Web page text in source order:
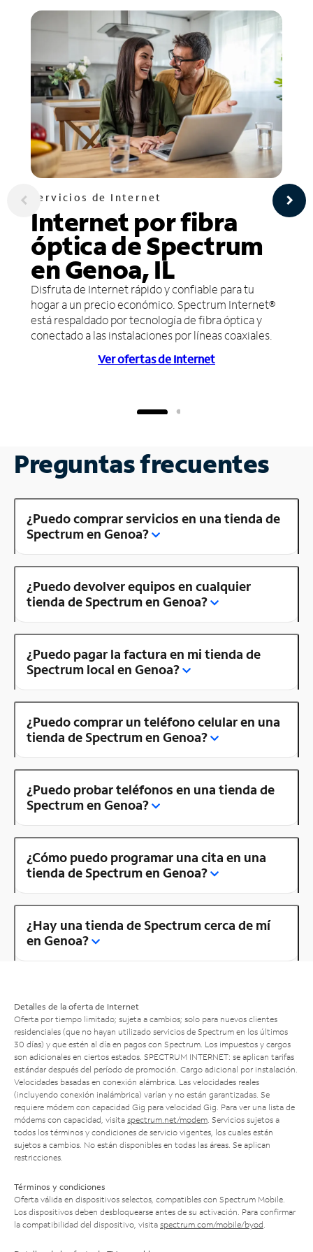
Servicios de Internet
Internet por fibra
óptica de Spectrum
en Genoa, IL
Disfruta de Internet rápido y confiable para tu
hogar a un precio económico. Spectrum Internet®
está respaldado por tecnología de fibra óptica y
conectado a las instalaciones por líneas coaxiales.
Ver ofertas de Internet
Preguntas frecuentes
¿Puedo comprar servicios en una tienda de
Spectrum en Genoa?
¿Puedo devolver equipos en cualquier
tienda de Spectrum en Genoa?
¿Puedo pagar la factura en mi tienda de
Spectrum local en Genoa?
¿Puedo comprar un teléfono celular en una
tienda de Spectrum en Genoa?
¿Puedo probar teléfonos en una tienda de
Spectrum en Genoa?
¿Cómo puedo programar una cita en una
tienda de Spectrum en Genoa?
¿Hay una tienda de Spectrum cerca de mí
en Genoa?
Detalles de la oferta de Internet
Oferta por tiempo limitado; sujeta a cambios; solo para nuevos clientes
residenciales (que no hayan utilizado servicios de Spectrum en los últimos
30 días) y que estén al día en pagos con Spectrum. Los impuestos y cargos
son adicionales en ciertos estados. SPECTRUM INTERNET: se aplican tarifas
estándar después del período de promoción. Cargo adicional por instalación.
Velocidades basadas en conexión alámbrica. Las velocidades reales
(incluyendo conexión inalámbrica) varían y no están garantizadas. Se
requiere módem con capacidad Gig para velocidad Gig. Para ver una lista de
módems con capacidad, visita spectrum.net/modem . Servicios sujetos a
todos los términos y condiciones de servicio vigentes, los cuales están
sujetos a cambios. No están disponibles en todas las áreas. Se aplican
restricciones.
Términos y condiciones
Oferta válida en dispositivos selectos, compatibles con Spectrum Mobile.
Los dispositivos deben desbloquearse antes de su activación. Para confirmar
la compatibilidad del dispositivo, visita spectrum.com/mobile/byod